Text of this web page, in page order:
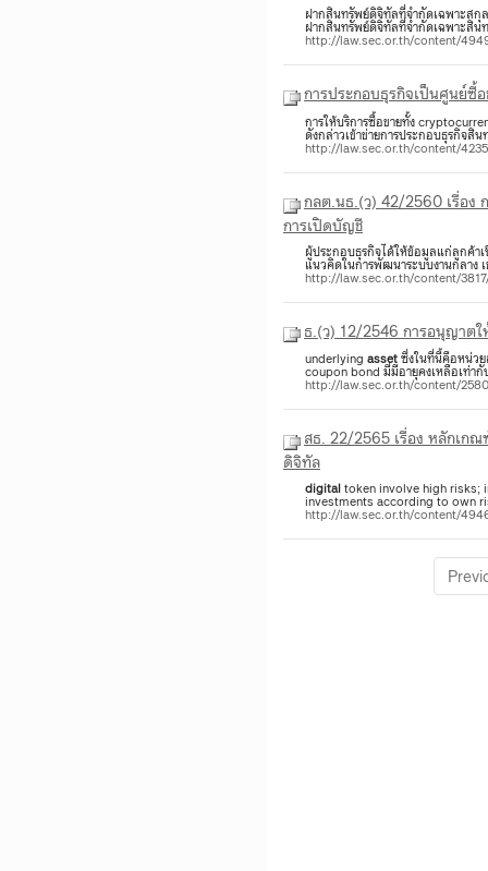
ฝากสินทรัพย์ดิจิทัลที่จำกัดเฉพาะสกุ
ฝากสินทรัพย์ดิจิทัลที่จำกัดเฉพาะสิน
http://law.sec.or.th/content/
การประกอบธุรกิจเป็นศูนย์ซื้
การให้บริการซื้อขายทั้ง
ดังกล่าวเข้าข่ายการประกอบธุรกิจสิ
http://law.sec.or.th/content/
กลต.นธ.(ว) 42/2560 เรื่อง
การเปิดบัญชี
ผู้ประกอบธุรกิจได้ให้ข้อมูลแก่ลูกค้า
แนวคิดในการพัฒนาระบบงานกลาง
http://law.sec.or.th/content/
ธ.(ว) 12/2546 การอนุญาต
underlying assetซึ่งในที่นี้คือหน่ว
coupon bond มี่มีอายุคงเหลือเท่า
http://law.sec.or.th/content/
สธ. 22/2565 เรื่อง หลักเกณฑ์ในรายละเอียดเกี่ยวกับการโฆษณาและการส่งเสริมการขายสำหรับผู้ประกอบธุรกิจสินทรัพย์
ดิจิทัล
digitaltoken involve high risks;
investments according to
http://law.sec.or.th/content/